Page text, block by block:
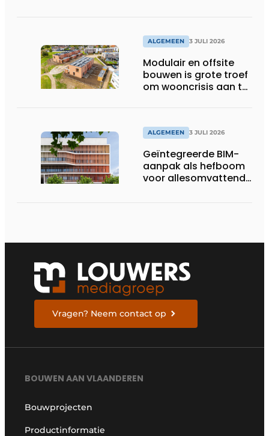
ALGEMEEN 3 JULI 2026
Modulair en offsite
bouwen is grote troef
om wooncrisis aan te
ALGEMEEN 3 JULI 2026
Geïntegreerde BIM-
aanpak als hefboom
voor allesomvattende
Vragen? Neem contact op
BOUWEN AAN VLAANDEREN
Bouwprojecten
Productinformatie